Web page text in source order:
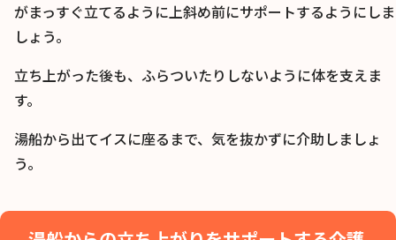
がまっすぐ立てるように上斜め前にサポートするようにしま
しょう。
立ち上がった後も、ふらついたりしないように体を支えま
す。
湯船から出てイスに座るまで、気を抜かずに介助しましょ
う。